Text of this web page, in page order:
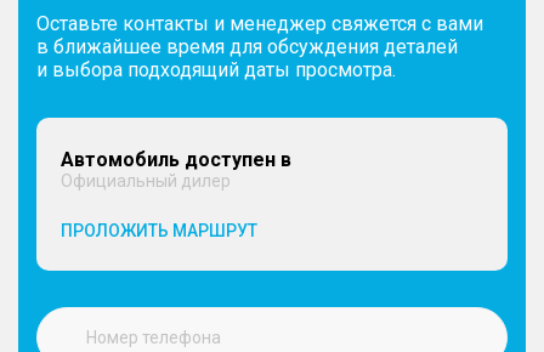
Оставьте контакты и менеджер свяжется с вами
в ближайшее время для обсуждения деталей
и выбора подходящий даты просмотра.
Автомобиль доступен в
Официальный дилер
ПРОЛОЖИТЬ МАРШРУТ